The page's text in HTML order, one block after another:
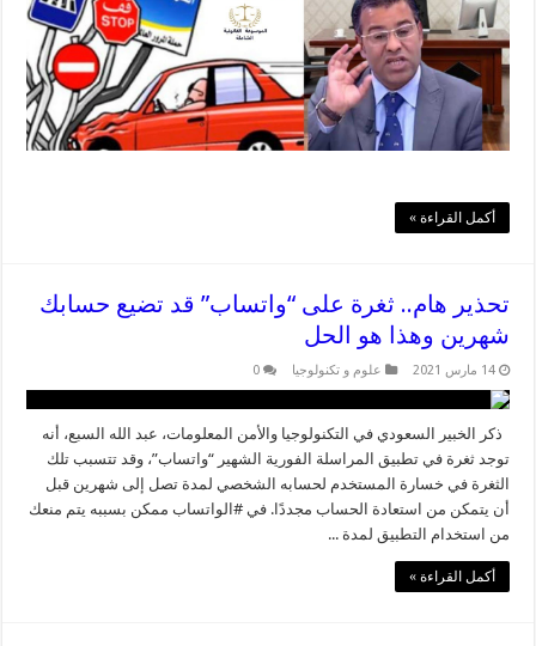
أكمل القراءة »
تحذير هام.. ثغرة على “واتساب” قد تضيع حسابك
شهرين وهذا هو الحل
14 مارس 2021 علوم و تكنولوجيا 0
ذكر الخبير السعودي في التكنولوجيا والأمن المعلومات، عبد الله السبع، أنه
توجد ثغرة في تطبيق المراسلة الفورية الشهير “واتساب”، وقد تتسبب تلك
الثغرة في خسارة المستخدم لحسابه الشخصي لمدة تصل إلى شهرين قبل
أن يتمكن من استعادة الحساب مجددًا. في #الواتساب ممكن بسببه يتم منعك
من استخدام التطبيق لمدة ...
أكمل القراءة »